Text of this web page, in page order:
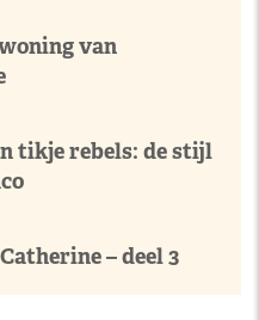
van
tikje rebels: de stijl
– deel 3